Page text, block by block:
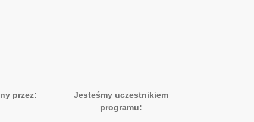
przez:
Jesteśmy uczestnikiem
programu: